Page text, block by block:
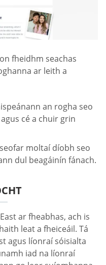
fheidhm seachas
ar leith a
an rogha seo
cé a chuir grin
moltaí díobh seo
dul beagáinín fánach.
ar fheabhas, ach is
leat a fheiceáil. Tá
agus líonraí sóisialta
iad na líonraí